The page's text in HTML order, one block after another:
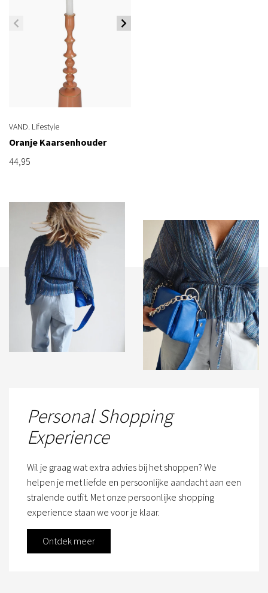
VAND. Lifestyle
Oranje Kaarsenhouder
44,95
Personal Shopping
Experience
Wil je graag wat extra advies bij het shoppen? We
helpen je met liefde en persoonlijke aandacht aan een
stralende outfit. Met onze persoonlijke shopping
experience staan we voor je klaar.
Ontdek meer